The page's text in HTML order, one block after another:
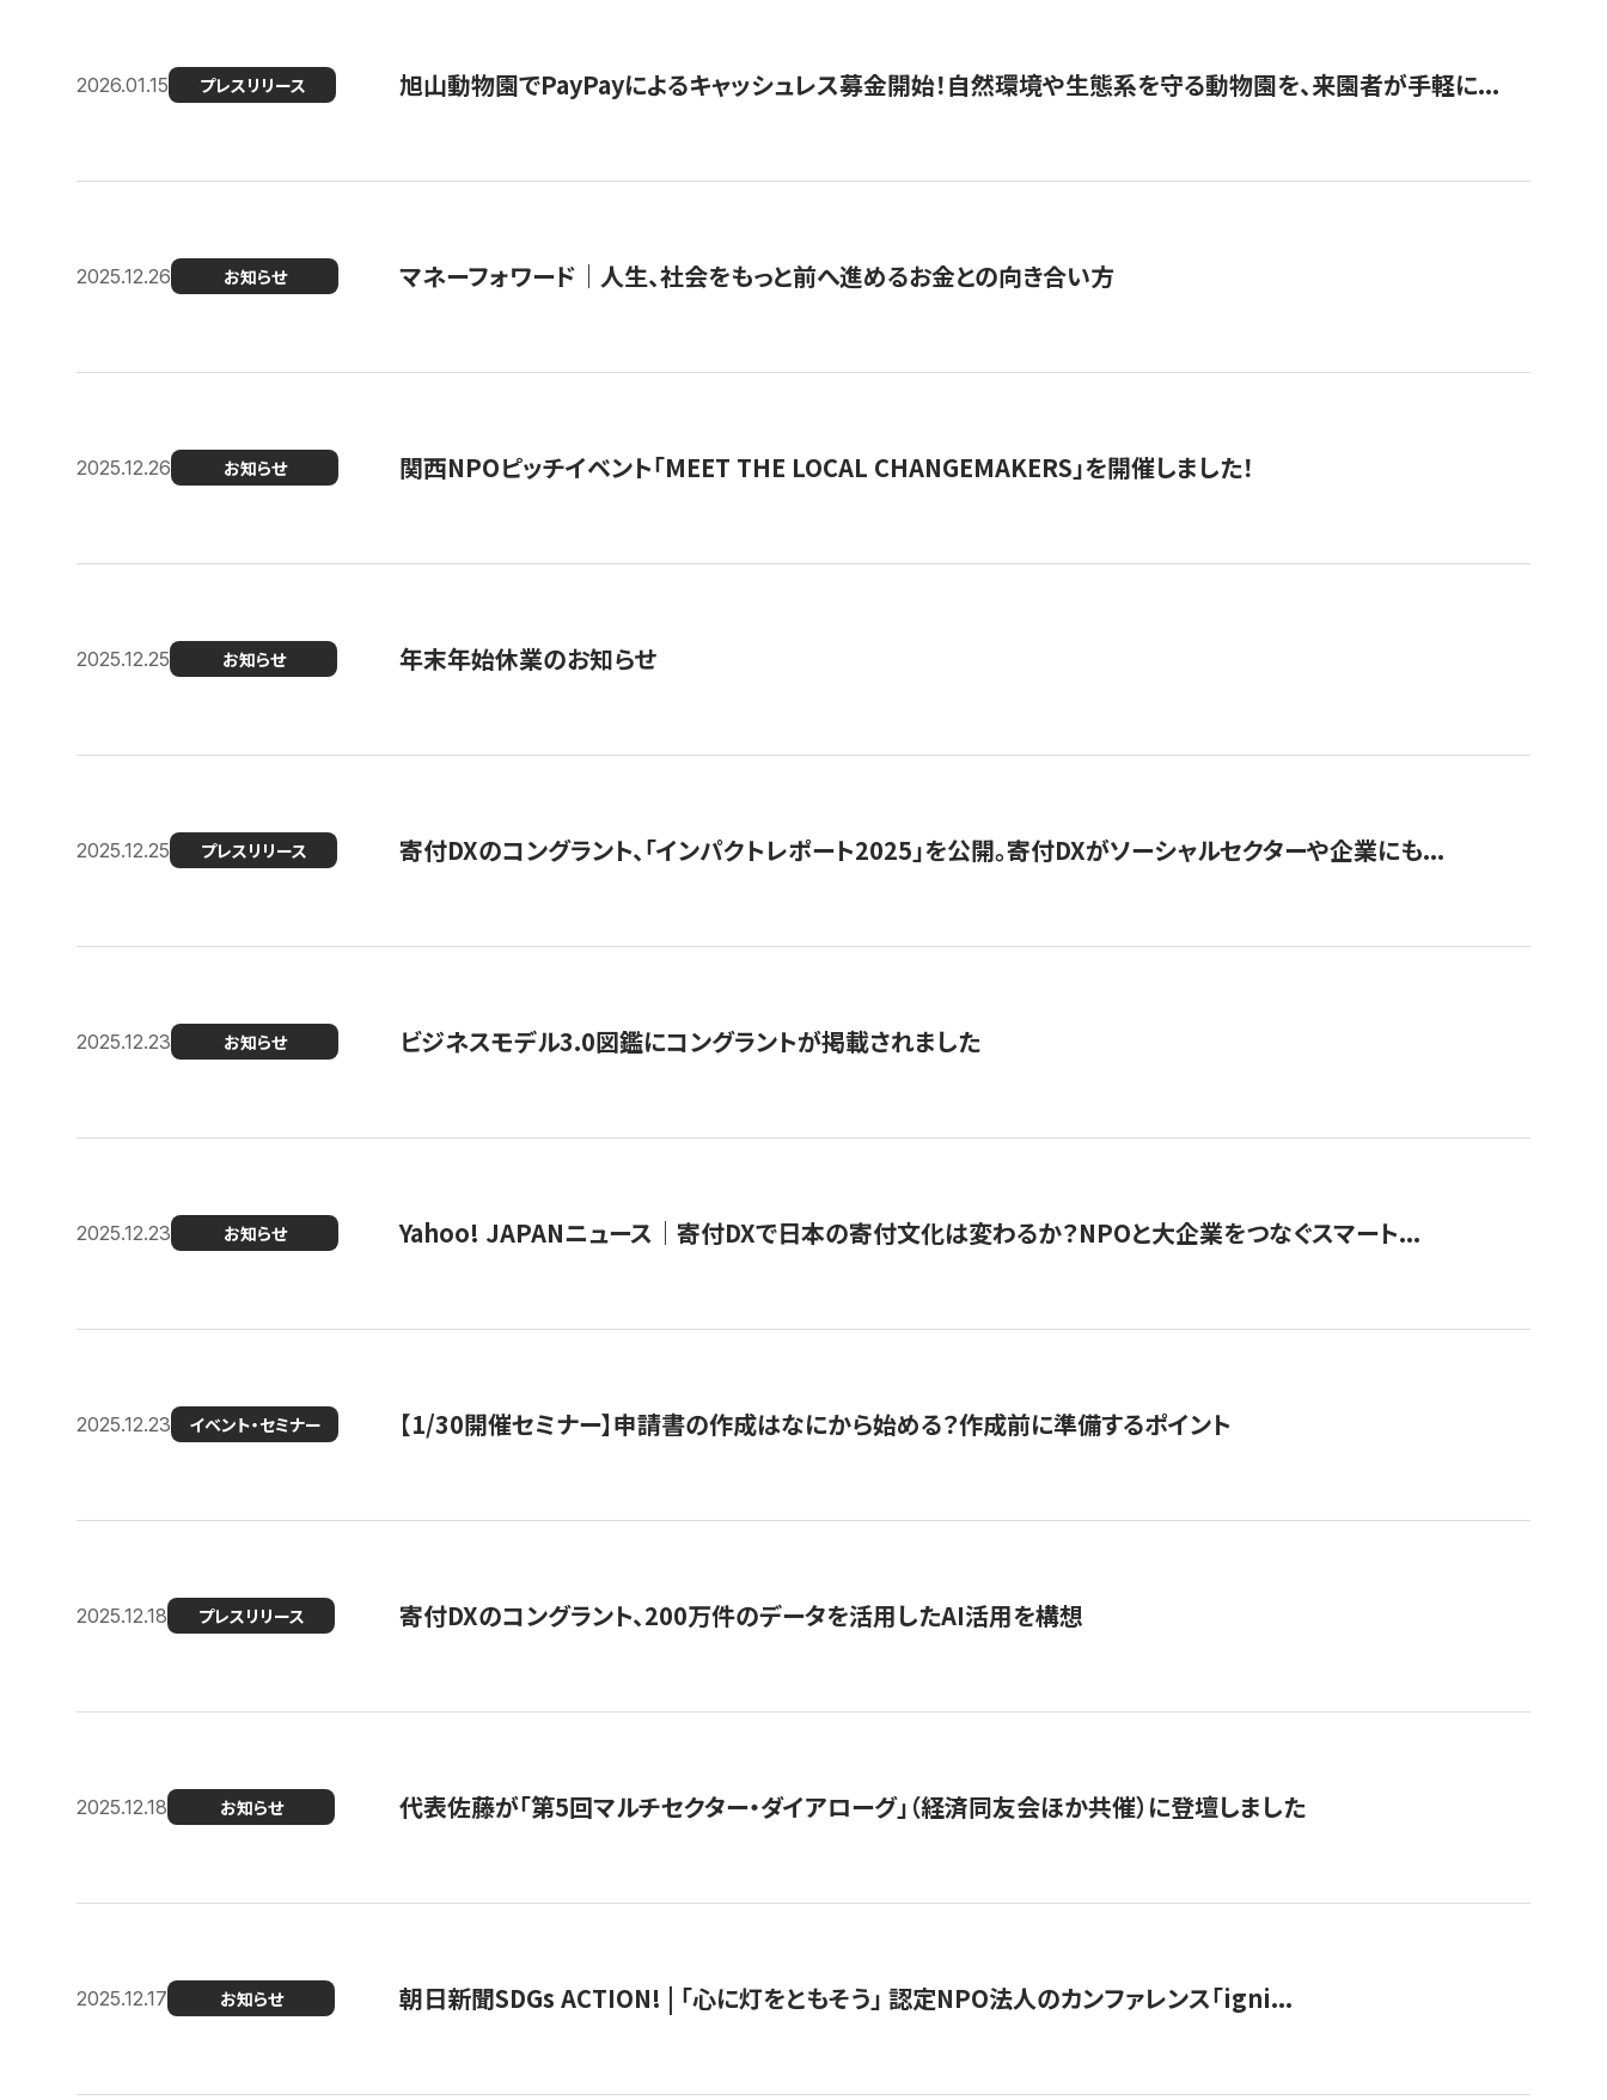
2026.01.15 プレスリリース 旭山動物園でPayPayによるキャッシュレス募金開始！自然環境や生態系を守る動物園を、来園者が手軽に...
2025.12.26 お知らせ マネーフォワード｜人生、社会をもっと前へ進めるお金との向き合い方
2025.12.26 お知らせ 関西NPOピッチイベント「MEET THE LOCAL CHANGEMAKERS」を開催しました！
2025.12.25 お知らせ 年末年始休業のお知らせ
2025.12.25 プレスリリース 寄付DXのコングラント、「インパクトレポート2025」を公開。寄付DXがソーシャルセクターや企業にも...
2025.12.23 お知らせ ビジネスモデル3.0図鑑にコングラントが掲載されました
2025.12.23 お知らせ Yahoo! JAPANニュース｜寄付DXで日本の寄付文化は変わるか？NPOと大企業をつなぐスマート...
2025.12.23 イベント・セミナー 【1/30開催セミナー】申請書の作成はなにから始める？作成前に準備するポイント
2025.12.18 プレスリリース 寄付DXのコングラント、200万件のデータを活用したAI活用を構想
2025.12.18 お知らせ 代表佐藤が「第5回マルチセクター・ダイアローグ」（経済同友会ほか共催）に登壇しました
2025.12.17 お知らせ 朝日新聞SDGs ACTION! | 「心に灯をともそう」 認定NPO法人のカンファレンス「igni...